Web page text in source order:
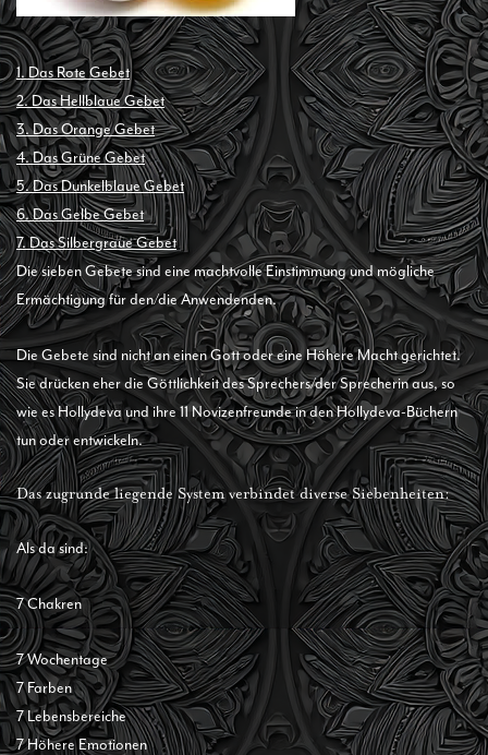
1. Das Rote Gebet
2. Das Hellblaue Gebet
3. Das Orange Gebet
4. Das Grüne Gebet
5. Das Dunkelblaue Gebet
6. Das Gelbe Gebet
7. Das Silbergraue Gebet
Die sieben Gebete sind eine machtvolle Einstimmung und mögliche
Ermächtigung für den/die Anwendenden.
Die Gebete sind nicht an einen Gott oder eine Höhere Macht gerichtet.
Sie drücken eher die Göttlichkeit des Sprechers/der Sprecherin aus, so
wie es Hollydeva und ihre 11 Novizenfreunde in den Hollydeva-Büchern
tun oder entwickeln.
Das zugrunde liegende System verbindet diverse Siebenheiten:
Als da sind:
7 Chakren
7 Wochentage
7 Farben
7 Lebensbereiche
7 Höhere Emotionen